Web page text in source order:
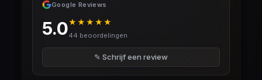
Google Reviews
5.0★★★★★
44 beoordelingen
✎ Schrijf een review